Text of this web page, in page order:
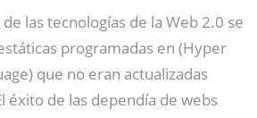
las tecnologías de la Web 2.0 se
programadas en (Hyper
que no eran actualizadas
de las dependía de webs